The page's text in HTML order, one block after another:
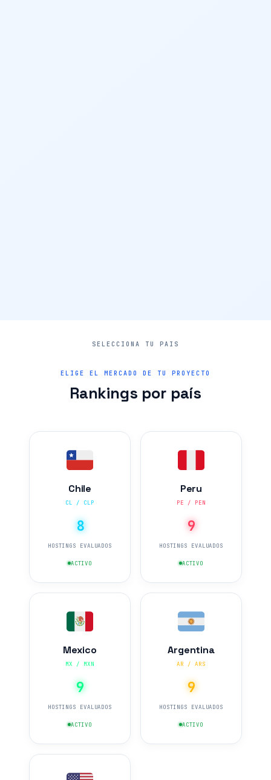
ELIGE EL MERCADO DE TU PROYECTO
Rankings por país
Chile
CL / CLP
8
HOSTINGS EVALUADOS
ACTIVO
Peru
PE / PEN
9
HOSTINGS EVALUADOS
ACTIVO
Mexico
MX / MXN
9
HOSTINGS EVALUADOS
ACTIVO
Argentina
AR / ARS
9
HOSTINGS EVALUADOS
ACTIVO